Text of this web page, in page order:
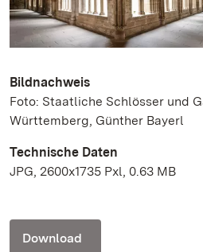
Bildnachweis
Foto: Staatliche Schlösser und
Württemberg, Günther Bayerl
Technische Daten
JPG, 2600x1735 Pxl, 0.63 MB
Download